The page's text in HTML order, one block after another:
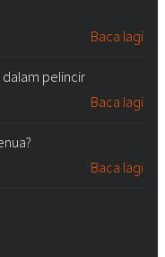
Baca lagi
dalam pelincir
Baca lagi
Baca lagi